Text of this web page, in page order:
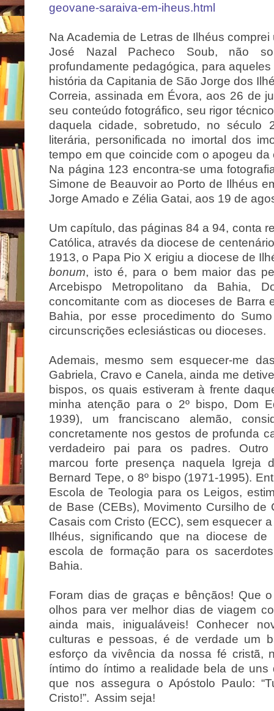
geovane-saraiva-em-iheus.html
Na Academia de Letras de Ilhéus comprei
José Nazal Pacheco Soub, não
profundamente pedagógica, para
história da Capitania de São Jorge dos
Correia, assinada em Évora, aos 26 de
seu conteúdo fotográfico, seu rigor
daquela cidade, sobretudo, no século
literária, personificada no imortal dos
tempo em que coincide com o apogeu da
Na página 123 encontra-se uma
Simone de Beauvoir ao Porto de Ilhéus
Jorge Amado e Zélia Gatai, aos 19 de
Um capítulo, das páginas 84 a 94, conta
Católica, através da diocese de
1913, o Papa Pio X erigiu a diocese de
bonum, isto é, para o bem maior das
Arcebispo Metropolitano da Bahia,
concomitante com as dioceses de Barra
Bahia, por esse procedimento do
circunscrições eclesiásticas ou dioceses.
Ademais, mesmo sem esquecer-me
Gabriela, Cravo e Canela, ainda me
bispos, os quais estiveram à frente
minha atenção para o 2º bispo, Dom
1939), um franciscano alemão,
concretamente nos gestos de profunda
verdadeiro pai para os padres. Outro
marcou forte presença naquela Igreja
Bernard Tepe, o 8º bispo (1971-1995).
Escola de Teologia para os Leigos,
de Base (CEBs), Movimento Cursilho de
Casais com Cristo (ECC), sem esquecer
Ilhéus, significando que na diocese
escola de formação para os
Bahia.
Foram dias de graças e bênçãos! Que
olhos para ver melhor dias de viagem
ainda mais, inigualáveis! Conhecer
culturas e pessoas, é de verdade um
esforço da vivência da nossa fé cristã,
íntimo do íntimo a realidade bela de
que nos assegura o Apóstolo Paulo:
Cristo!”. Assim seja!